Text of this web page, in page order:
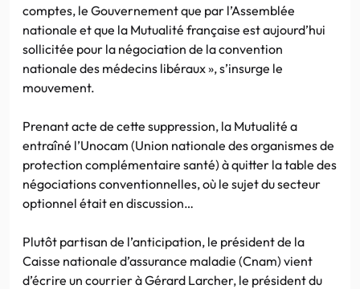
comptes, le Gouvernement que par l’Assemblée
nationale et que la Mutualité française est aujourd’hui
sollicitée pour la négociation de la convention
nationale des médecins libéraux », s’insurge le
mouvement.
Prenant acte de cette suppression, la Mutualité a
entraîné l’Unocam (Union nationale des organismes de
protection complémentaire santé) à quitter la table des
négociations conventionnelles, où le sujet du secteur
optionnel était en discussion…
Plutôt partisan de l’anticipation, le président de la
Caisse nationale d’assurance maladie (Cnam) vient
d’écrire un courrier à Gérard Larcher, le président du